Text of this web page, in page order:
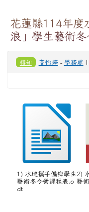
花蓮縣114年度
浪」學生藝術
轉知 高怡婷- 學務處
1) 水璉攜手偏鄉學生
藝術冬令營課程表.o
dt
2)
藝